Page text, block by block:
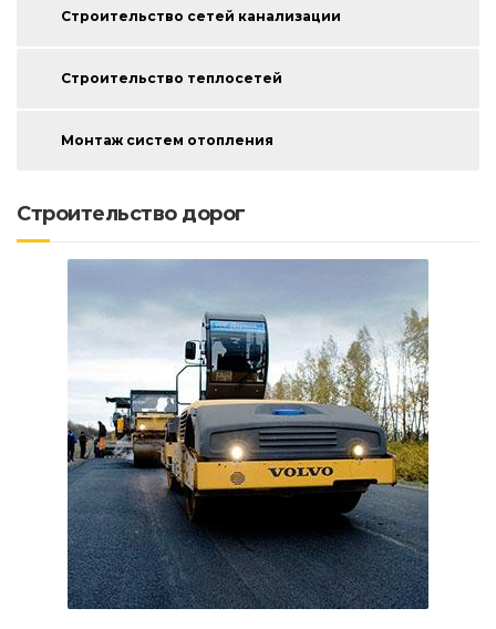
Строительство сетей канализации
Строительство теплосетей
Монтаж систем отопления
Строительство дорог